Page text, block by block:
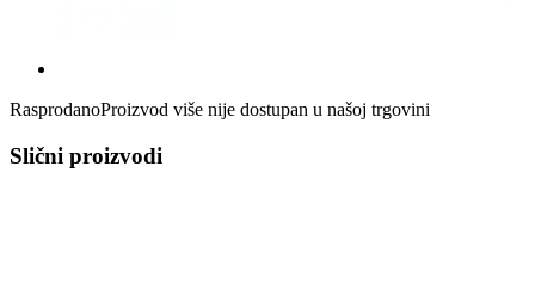
RasprodanoProizvod više nije dostupan u našoj trgovini
Slični proizvodi